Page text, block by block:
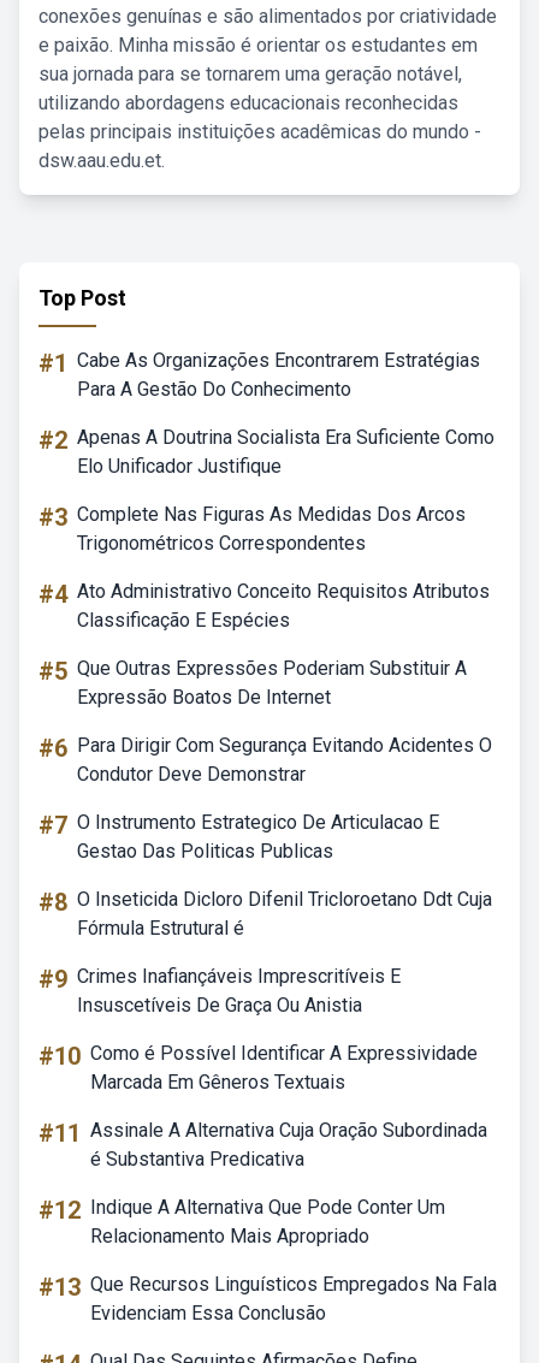
conexões genuínas e são alimentados por criatividade
e paixão. Minha missão é orientar os estudantes em
sua jornada para se tornarem uma geração notável,
utilizando abordagens educacionais reconhecidas
pelas principais instituições acadêmicas do mundo -
dsw.aau.edu.et.
Top Post
#1 Cabe As Organizações Encontrarem Estratégias
Para A Gestão Do Conhecimento
#2 Apenas A Doutrina Socialista Era Suficiente Como
Elo Unificador Justifique
#3 Complete Nas Figuras As Medidas Dos Arcos
Trigonométricos Correspondentes
#4 Ato Administrativo Conceito Requisitos Atributos
Classificação E Espécies
#5 Que Outras Expressões Poderiam Substituir A
Expressão Boatos De Internet
#6 Para Dirigir Com Segurança Evitando Acidentes O
Condutor Deve Demonstrar
#7 O Instrumento Estrategico De Articulacao E
Gestao Das Politicas Publicas
#8 O Inseticida Dicloro Difenil Tricloroetano Ddt Cuja
Fórmula Estrutural é
#9 Crimes Inafiançáveis Imprescritíveis E
Insuscetíveis De Graça Ou Anistia
#10 Como é Possível Identificar A Expressividade
Marcada Em Gêneros Textuais
#11 Assinale A Alternativa Cuja Oração Subordinada
é Substantiva Predicativa
#12 Indique A Alternativa Que Pode Conter Um
Relacionamento Mais Apropriado
#13 Que Recursos Linguísticos Empregados Na Fala
Evidenciam Essa Conclusão